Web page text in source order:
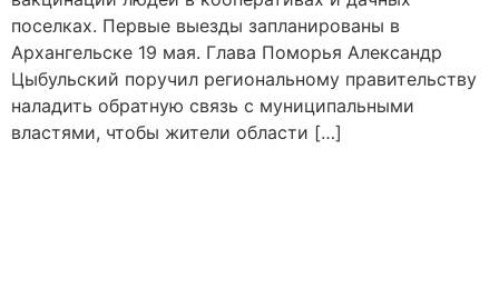
поселках. Первые выезды запланированы в
Архангельске 19 мая. Глава Поморья Александр
Цыбульский поручил региональному правительству
наладить обратную связь с муниципальными
властями, чтобы жители области […]